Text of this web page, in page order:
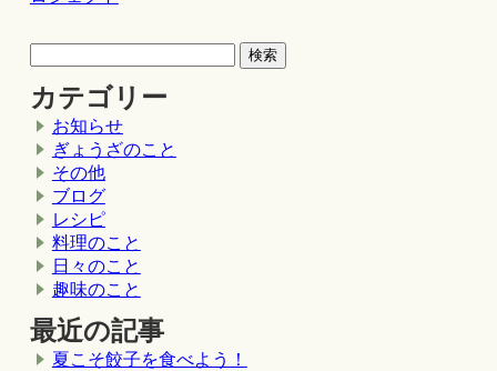
カテゴリー
お知らせ
ぎょうざのこと
その他
ブログ
レシピ
料理のこと
日々のこと
趣味のこと
最近の記事
夏こそ餃子を食べよう！